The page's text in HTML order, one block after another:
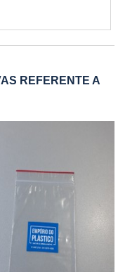
um
muito
O
é uma
a
etiquetas
que o
perfeito
O saco
com
Pode ser
REFERENTE A